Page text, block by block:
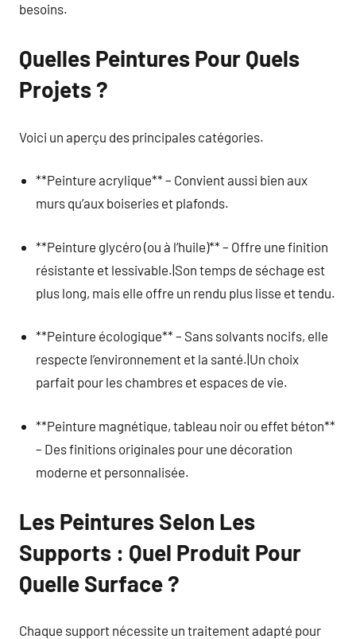
besoins.
Quelles Peintures Pour Quels
Projets ?
Voici un aperçu des principales catégories.
**Peinture acrylique** – Convient aussi bien aux
murs qu’aux boiseries et plafonds.
**Peinture glycéro (ou à l’huile)** – Offre une finition
résistante et lessivable.|Son temps de séchage est
plus long, mais elle offre un rendu plus lisse et tendu.
**Peinture écologique** – Sans solvants nocifs, elle
respecte l’environnement et la santé.|Un choix
parfait pour les chambres et espaces de vie.
**Peinture magnétique, tableau noir ou effet béton**
– Des finitions originales pour une décoration
moderne et personnalisée.
Les Peintures Selon Les
Supports : Quel Produit Pour
Quelle Surface ?
Chaque support nécessite un traitement adapté pour